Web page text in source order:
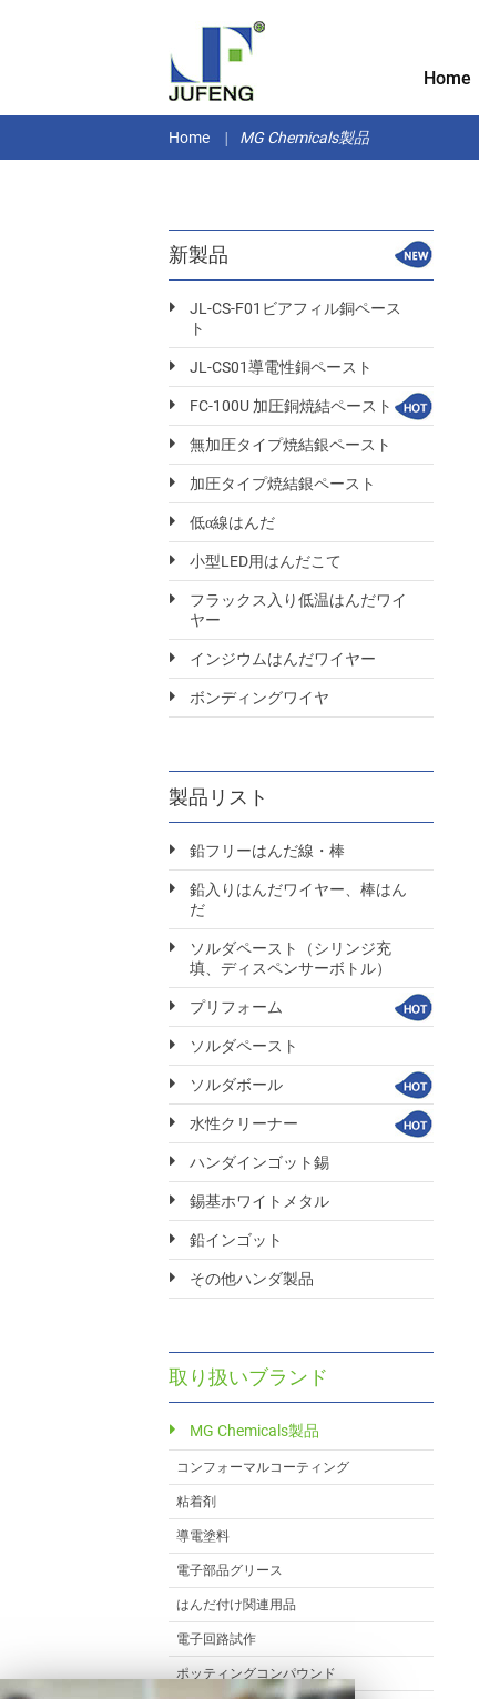
Home
Home MG Chemicals製品
新製品
JL-CS-F01ビアフィル銅ペース
ト
JL-CS01導電性銅ペースト
FC-100U 加圧銅焼結ペースト
無加圧タイプ焼結銀ペースト
加圧タイプ焼結銀ペースト
低α線はんだ
小型LED用はんだこて
フラックス入り低温はんだワイ
ヤー
インジウムはんだワイヤー
ボンディングワイヤ
製品リスト
鉛フリーはんだ線・棒
鉛入りはんだワイヤー、棒はん
だ
ソルダペースト（シリンジ充
填、ディスペンサーボトル）
プリフォーム
ソルダペースト
ソルダボール
水性クリーナー
ハンダインゴット錫
錫基ホワイトメタル
鉛インゴット
その他ハンダ製品
取り扱いブランド
MG Chemicals製品
コンフォーマルコーティング
粘着剤
導電塗料
電子部品グリース
はんだ付け関連用品
電子回路試作
ポッティングコンパウンド